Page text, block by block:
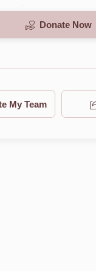
Donate Now
My Team